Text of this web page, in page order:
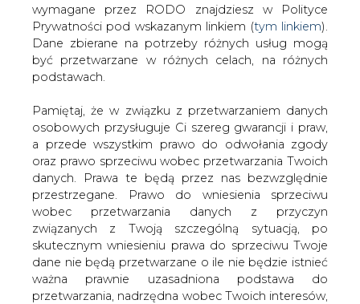
wymagane przez RODO znajdziesz w Polityce
Prywatności pod wskazanym linkiem (tym linkiem).
Dane zbierane na potrzeby różnych usług mogą
być przetwarzane w różnych celach, na różnych
podstawach.
Pamiętaj, że w związku z przetwarzaniem danych
osobowych przysługuje Ci szereg gwarancji i praw,
a przede wszystkim prawo do odwołania zgody
oraz prawo sprzeciwu wobec przetwarzania Twoich
danych. Prawa te będą przez nas bezwzględnie
przestrzegane. Prawo do wniesienia sprzeciwu
wobec przetwarzania danych z przyczyn
związanych z Twoją szczególną sytuacją, po
skutecznym wniesieniu prawa do sprzeciwu Twoje
dane nie będą przetwarzane o ile nie będzie istnieć
ważna prawnie uzasadniona podstawa do
przetwarzania, nadrzędna wobec Twoich interesów,
Co kto wie?